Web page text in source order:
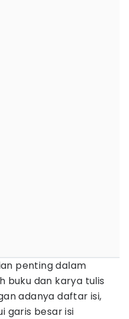
penting dalam
buku dan karya tulis
adanya daftar isi,
garis besar isi